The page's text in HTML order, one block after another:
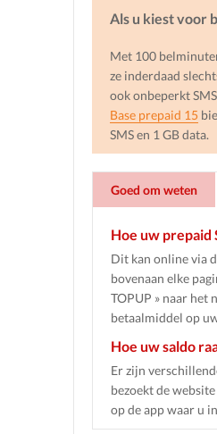
Als u kiest voor
Met 100
ze inderdaad
ook onbeperkt
Base prepaid 15
SMS en 1 GB data.
Goed om weten
Hoe uw prepaid
Dit kan online via
bovenaan elke
TOPUP » naar het
betaalmiddel op
Hoe uw saldo
Er zijn
bezoekt de
op de app waar u